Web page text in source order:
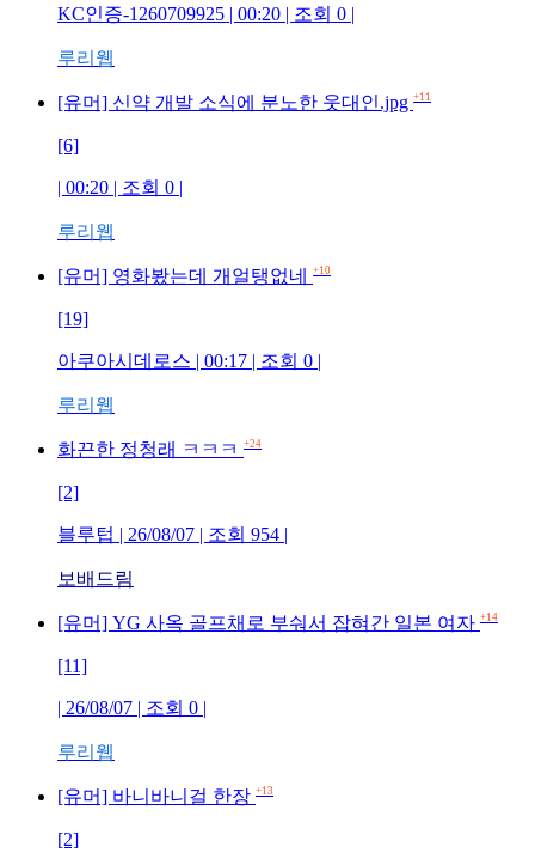
KC인증-1260709925 | 00:20 | 조회 0 |
루리웹
[유머] 신약 개발 소식에 분노한 웃대인.jpg +11
[6]
| 00:20 | 조회 0 |
루리웹
[유머] 영화봤는데 개얼탱없네 +10
[19]
아쿠아시데로스 | 00:17 | 조회 0 |
루리웹
화끈한 정청래 ㅋㅋㅋ +24
[2]
블루텁 | 26/08/07 | 조회 954 |
보배드림
[유머] YG 사옥 골프채로 부숴서 잡혀간 일본 여자 +14
[11]
| 26/08/07 | 조회 0 |
루리웹
[유머] 바니바니걸 한장 +13
[2]